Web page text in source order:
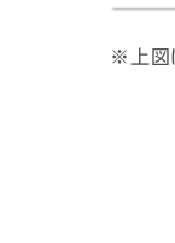
※上図